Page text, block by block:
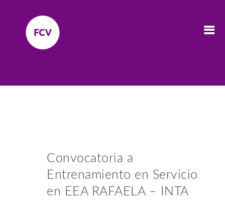
Convocatoria a
Entrenamiento en Servicio
en EEA RAFAELA – INTA